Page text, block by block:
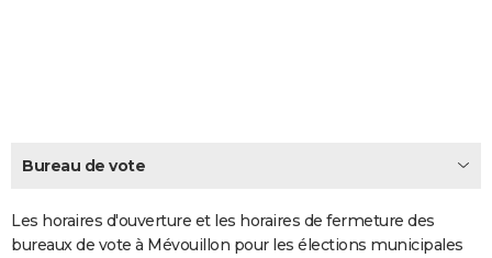
CARTE DE VOEUX
Dictionnaire
Biographies
Citations
Expressions
Proverbes
PROGRAMME TV
Bureau de vote
Les horaires d'ouverture et les horaires de fermeture des
bureaux de vote à Mévouillon pour les élections municipales